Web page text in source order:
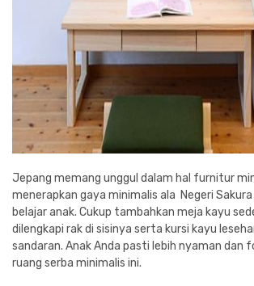
Jepang memang unggul dalam hal furnitur
menerapkan gaya minimalis ala Negeri Sakura
belajar anak. Cukup tambahkan meja kayu
dilengkapi rak di sisinya serta kursi kayu
sandaran. Anak Anda pasti lebih nyaman dan
ruang serba minimalis ini.